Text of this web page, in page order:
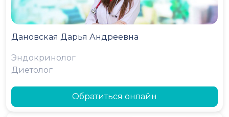
Дановская Дарья Андреевна
Эндокринолог
Диетолог
Обратиться онлайн